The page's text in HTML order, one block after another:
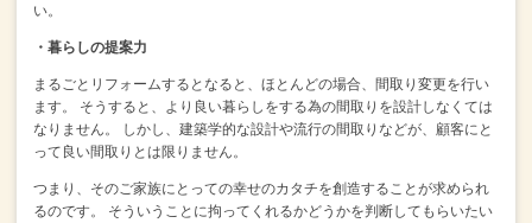
い。
・暮らしの提案力
まるごとリフォームするとなると、ほとんどの場合、間取り変更を行い
ます。
そうすると、より良い暮らしをする為の間取りを設計しなくては
なりません。
しかし、建築学的な設計や流行の間取りなどが、顧客にと
って良い間取りとは限りません。
つまり、そのご家族にとっての幸せのカタチを創造することが求められ
るのです。
そういうことに拘ってくれるかどうかを判断してもらいたい